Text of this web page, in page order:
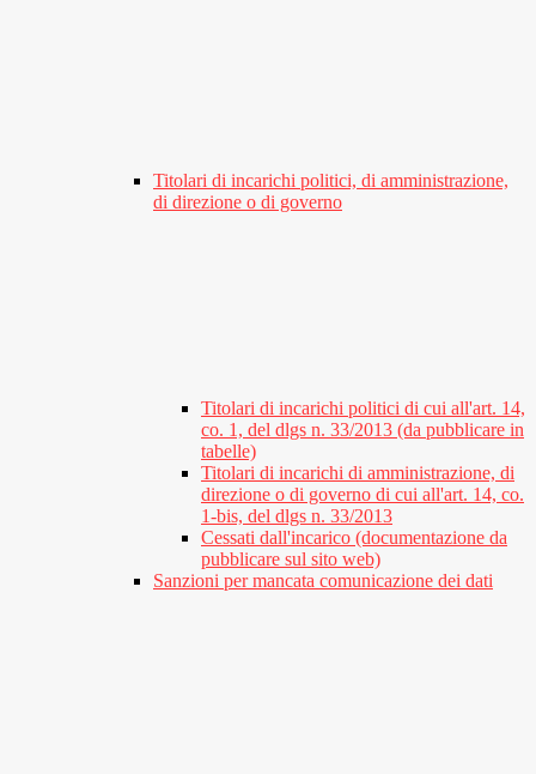
Titolari di incarichi politici, di amministrazione,
di direzione o di governo
Titolari di incarichi politici di cui all'art. 14,
co. 1, del dlgs n. 33/2013 (da pubblicare in
tabelle)
Titolari di incarichi di amministrazione, di
direzione o di governo di cui all'art. 14, co.
1-bis, del dlgs n. 33/2013
Cessati dall'incarico (documentazione da
pubblicare sul sito web)
Sanzioni per mancata comunicazione dei dati